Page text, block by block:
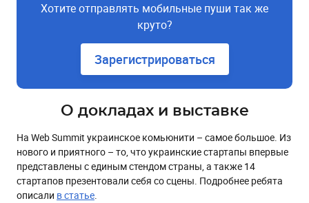
Хотите отправлять мобильные пуши так же
круто?
Зарегистрироваться
О докладах и выставке
На Web Summit украинское комьюнити – самое большое. Из
нового и приятного – то, что украинские стартапы впервые
представлены с единым стендом страны, а также 14
стартапов презентовали себя со сцены. Подробнее ребята
описали в статье.